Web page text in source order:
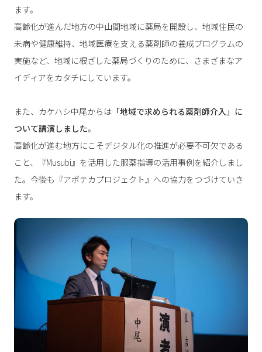
ます。
高齢化が進んだ地方の中山間地域に薬局を開設し、地域住民の
未病や健康維持、地域医療を支える薬剤師の養成プログラムの
実施など、地域に根ざした薬局づくりのために、さまざまなア
イディアをカタチにしています。
また、カケハシ中尾からは「地域で求められる薬剤師介入」に
ついて講演しました。
高齢化が進む地方にこそデジタル化の推進が必要不可欠である
こと、『Musubi』を活用した服薬指導の活用事例を紹介しまし
た。今後も『アポテカプロジェクト』への協力をつづけていき
ます。